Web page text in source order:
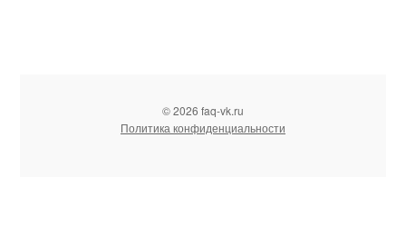
© 2026 faq-vk.ru
Политика конфиденциальности